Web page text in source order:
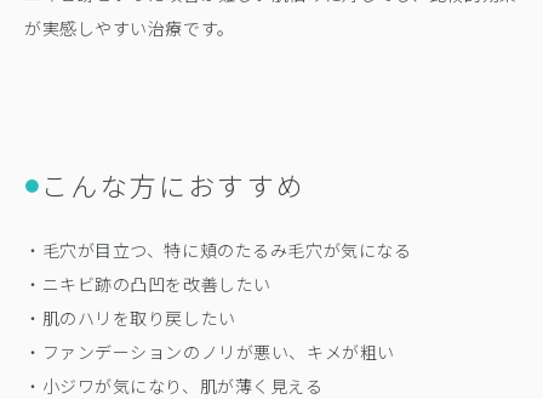
が実感しやすい治療です。
● こんな方におすすめ
・毛穴が目立つ、特に頬のたるみ毛穴が気になる
・ニキビ跡の凸凹を改善したい
・肌のハリを取り戻したい
・ファンデーションのノリが悪い、キメが粗い
・小ジワが気になり、肌が薄く見える